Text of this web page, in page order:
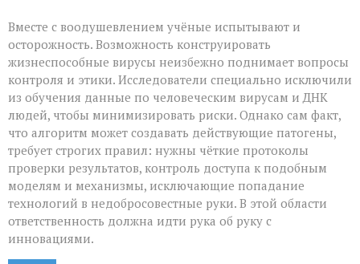
Вместе с воодушевлением учёные испытывают и
осторожность. Возможность конструировать
жизнеспособные вирусы неизбежно поднимает вопросы
контроля и этики. Исследователи специально исключили
из обучения данные по человеческим вирусам и ДНК
людей, чтобы минимизировать риски. Однако сам факт,
что алгоритм может создавать действующие патогены,
требует строгих правил: нужны чёткие протоколы
проверки результатов, контроль доступа к подобным
моделям и механизмы, исключающие попадание
технологий в недобросовестные руки. В этой области
ответственность должна идти рука об руку с
инновациями.